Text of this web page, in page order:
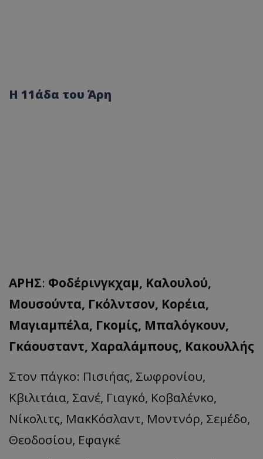
Η 11άδα του Άρη
ΑΡΗΣ: Φοδέρινγκχαμ, Καλουλού,
Μουσούντα, Γκόλντσον, Κορέια,
Μαγιαμπέλα, Γκομίς, Μπαλόγκουν,
Γκάουσταντ, Χαραλάμπους, Κακουλλής
Στον πάγκο: Πισιήας, Σωφρονίου,
Κβιλιτάια, Σανέ, Γιαγκό, Κοβαλένκο,
Νίκολιτς, ΜακΚόσλαντ, Μοντνόρ, Σεμέδο,
Θεοδοσίου, Εφαγκέ